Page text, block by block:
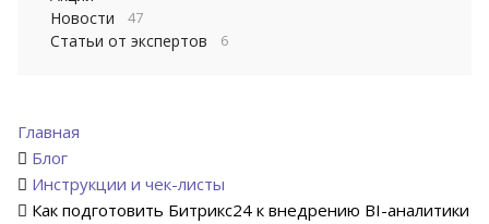
Главная
Блог
Инструкции и чек-листы
Как подготовить Битрикс24 к внедрению BI-аналитики
Новости 47
Статьи от экспертов 6